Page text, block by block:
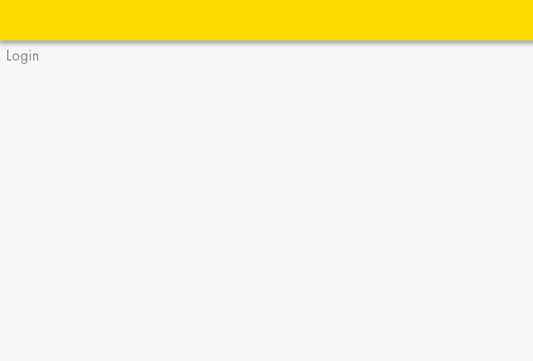
Login